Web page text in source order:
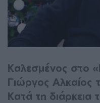
Καλεσμένος στο
Γιώργος
Κατά τη διάρκεια